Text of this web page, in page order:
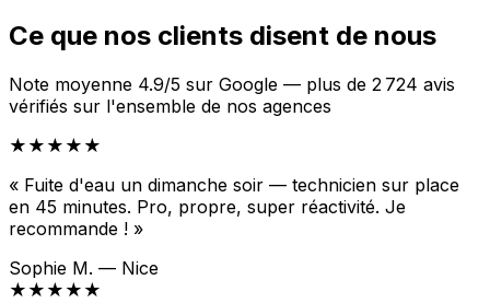
Ce que nos clients disent de nous
Note moyenne 4.9/5 sur Google — plus de 2 724 avis
vérifiés sur l'ensemble de nos agences
★★★★★
« Fuite d'eau un dimanche soir — technicien sur place
en 45 minutes. Pro, propre, super réactivité. Je
recommande ! »
Sophie M. — Nice
★★★★★